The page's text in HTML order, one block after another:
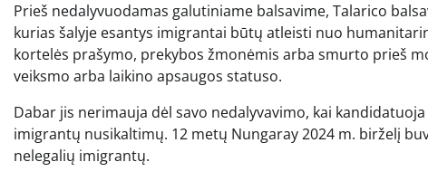
Prieš nedalyvuodamas galutiniame balsavime, Talarico
kurias šalyje esantys imigrantai būtų atleisti nuo
kortelės prašymo, prekybos žmonėmis arba smurto prieš
veiksmo arba laikino apsaugos statuso.
Dabar jis nerimauja dėl savo nedalyvavimo, kai
imigrantų nusikaltimų. 12 metų Nungaray 2024 m. birželį
nelegalių imigrantų.